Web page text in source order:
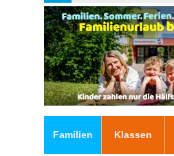
Familien Klassen